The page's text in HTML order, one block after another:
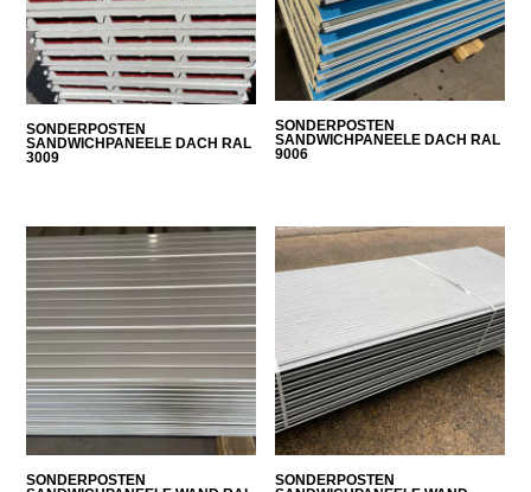
SONDERPOSTEN
SANDWICHPANEELE DACH RAL
3009
SONDERPOSTEN
SANDWICHPANEELE DACH RAL
9006
SONDERPOSTEN
SONDERPOSTEN